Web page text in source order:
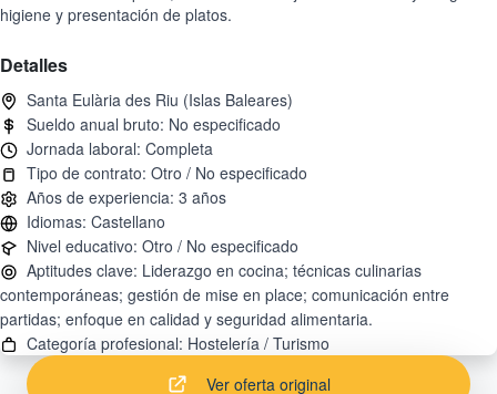
higiene y presentación de platos.
Detalles
Aptitudes clave: Liderazgo en cocina; técnicas culinarias
contemporáneas; gestión de mise en place; comunicación entre
Ver oferta original